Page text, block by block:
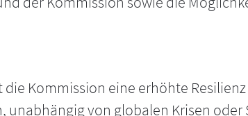
Kommission eine erhöhte
von globalen Krisen